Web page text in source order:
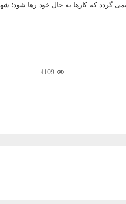
گردد كه كارها به حال خود رها شود؛
4109